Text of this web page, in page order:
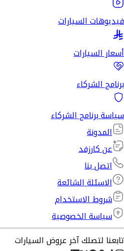
فيديوهات السيارات
أسعار السيارات
برنامج الشركاء
سياسة برنامج الشركاء
المدونة
عن كارزفد
اتصل بنا
الاسئلة الشائعة
شروط الاستخدام
سياسة الخصوصية
تابعنا لتصلك آخر عروض السيارات